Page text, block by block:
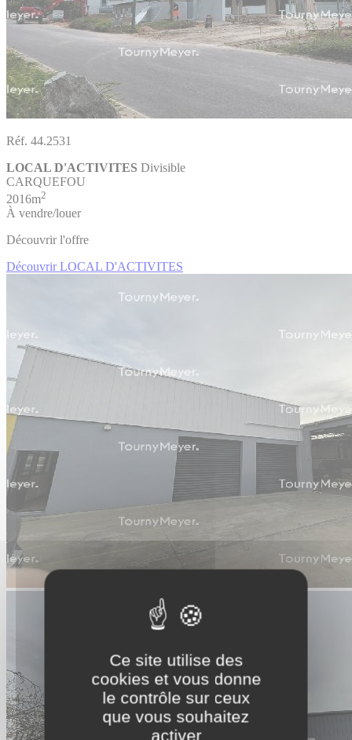
Ce site utilise des
cookies et vous donne
le contrôle sur ceux
que vous souhaitez
activer
Réf. 44.2531
LOCAL D'ACTIVITES Divisible
CARQUEFOU
2016m2
À vendre/louer
Découvrir l'offre
Découvrir LOCAL D'ACTIVITES